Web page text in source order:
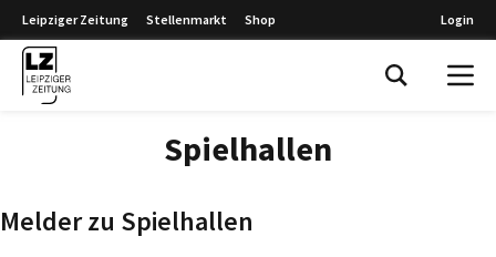
Leipziger Zeitung Stellenmarkt Shop Login
Spielhallen
Melder zu Spielhallen